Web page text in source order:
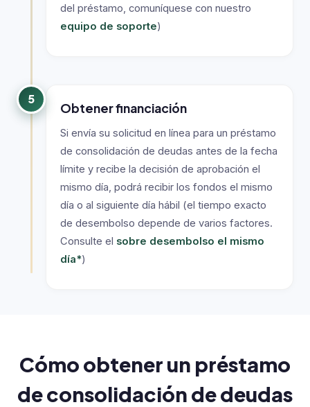
del préstamo, comuníquese con nuestro
equipo de soporte)
5
Obtener financiación
Si envía su solicitud en línea para un préstamo
de consolidación de deudas antes de la fecha
límite y recibe la decisión de aprobación el
mismo día, podrá recibir los fondos el mismo
día o al siguiente día hábil (el tiempo exacto
de desembolso depende de varios factores.
Consulte el sobre desembolso el mismo
día*)
Cómo obtener un préstamo
de consolidación de deudas